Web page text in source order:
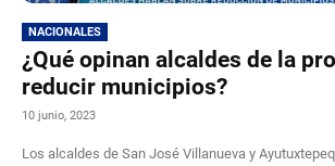
NACIONALES
¿Qué opinan alcaldes de la
reducir municipios?
10 junio, 2023
Los alcaldes de San José Villanueva y